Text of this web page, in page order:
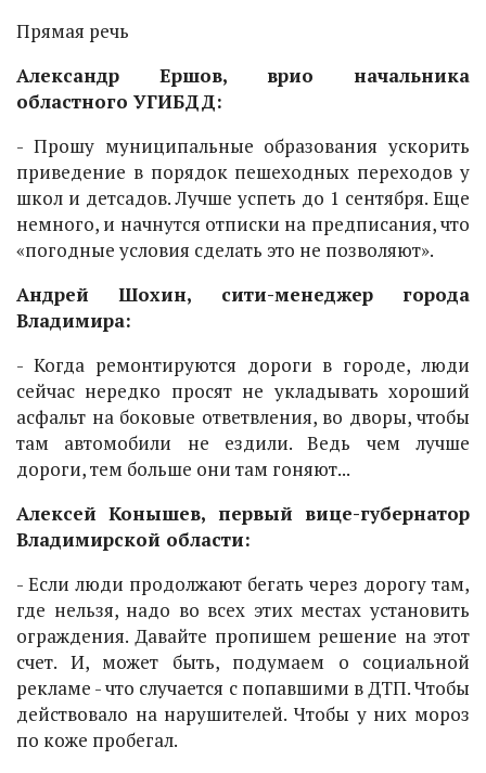
Прямая речь
Александр Ершов, врио начальника
областного УГИБДД:
- Прошу муниципальные образования ускорить
приведение в порядок пешеходных переходов у
школ и детсадов. Лучше успеть до 1 сентября. Еще
немного, и начнутся отписки на предписания, что
«погодные условия сделать это не позволяют».
Андрей Шохин, сити-менеджер города
Владимира:
- Когда ремонтируются дороги в городе, люди
сейчас нередко просят не укладывать хороший
асфальт на боковые ответвления, во дворы, чтобы
там автомобили не ездили. Ведь чем лучше
дороги, тем больше они там гоняют...
Алексей Конышев, первый вице-губернатор
Владимирской области:
- Если люди продолжают бегать через дорогу там,
где нельзя, надо во всех этих местах установить
ограждения. Давайте пропишем решение на этот
счет. И, может быть, подумаем о социальной
рекламе - что случается с попавшими в ДТП. Чтобы
действовало на нарушителей. Чтобы у них мороз
по коже пробегал.